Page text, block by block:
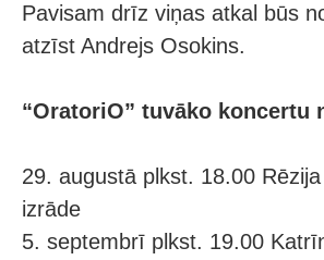
Pavisam drīz viņas atkal būs
atzīst Andrejs Osokins.
“OratoriO” tuvāko koncertu
29. augustā plkst. 18.00
izrāde
5. septembrī plkst. 19.00